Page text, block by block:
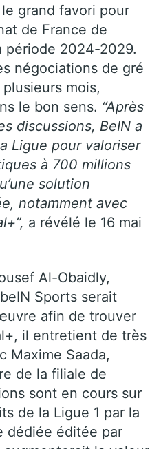
grand favori pour
de France de
période 2024-2029.
négociations de gré
mois,
le bon sens. “Après
discussions, BeIN a
Ligue pour valoriser
à 700 millions
solution
notamment avec
a révélé le 16 mai
Al-Obaidly,
Sports serait
afin de trouver
il entretient de très
Maxime Saada,
de la filiale de
sont en cours sur
de la Ligue 1 par la
dédiée éditée par